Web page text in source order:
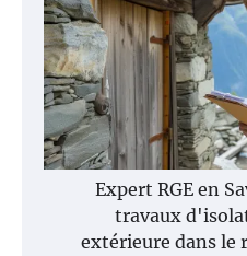
Expert RGE en
travaux
extérieure dans le